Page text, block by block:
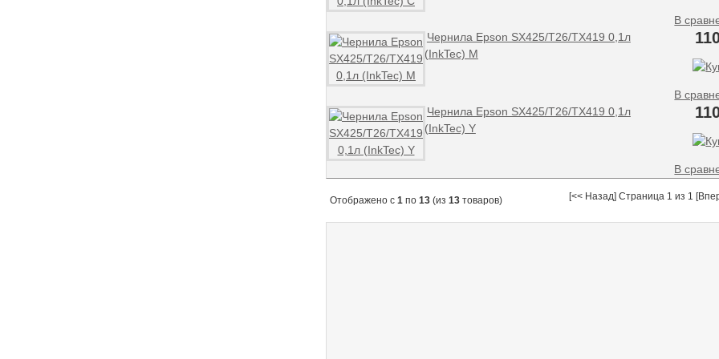
В
Чернила Epson SX425/T26/TX419 0,1л
(InkTec) M
В
Чернила Epson SX425/T26/TX419 0,1л
(InkTec) Y
В
[<< Назад] Страница 1 из 1
Отображено с 1 по 13 (из 13 товаров)